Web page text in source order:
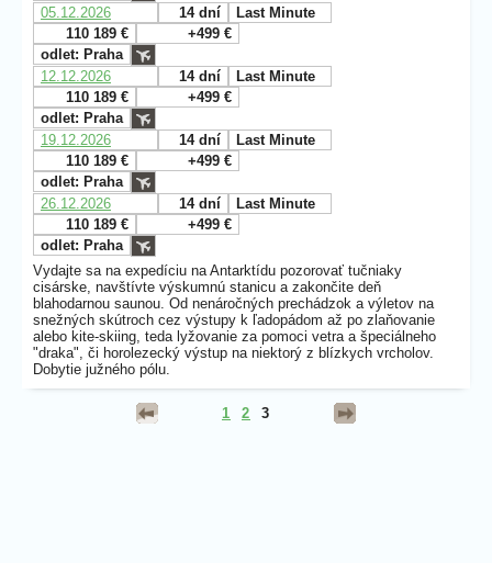
05.12.2026
14 dní
Last Minute
110 189 €
+499 €
odlet: Praha
12.12.2026
14 dní
Last Minute
110 189 €
+499 €
odlet: Praha
19.12.2026
14 dní
Last Minute
110 189 €
+499 €
odlet: Praha
26.12.2026
14 dní
Last Minute
110 189 €
+499 €
odlet: Praha
Vydajte sa na expedíciu na Antarktídu pozorovať tučniaky
cisárske, navštívte výskumnú stanicu a zakončite deň
blahodarnou saunou. Od nenáročných prechádzok a výletov na
snežných skútroch cez výstupy k ľadopádom až po zlaňovanie
alebo kite-skiing, teda lyžovanie za pomoci vetra a špeciálneho
"draka", či horolezecký výstup na niektorý z blízkych vrcholov.
Dobytie južného pólu.
1 2 3